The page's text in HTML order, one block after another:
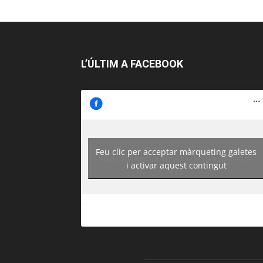
L’ÚLTIM A FACEBOOK
https://www.facebook.com/guiadereus/
Feu clic per acceptar màrqueting galetes
i activar aquest contingut